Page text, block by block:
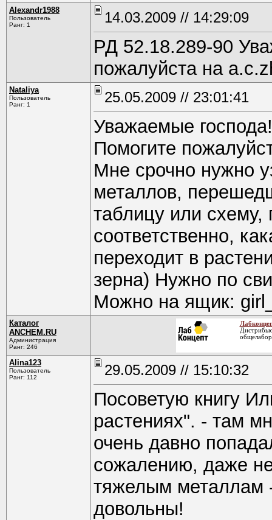
Alexandr1988
Пользователь
Ранг: 1
14.03.2009 // 14:29:09
РД 52.18.289-90
пожалуйста на
Nataliya
Пользователь
Ранг: 1
25.05.2009 // 23:01:41
Уважаемые господа!
Помогите
Мне срочно нужно
металлов,
таблицу или схему,
соответственно,
переходит в
зерна) Нужно по
Можно на ящик:
Каталог
ANCHEM.RU
Администрация
Ранг: 246
Alina123
Пользователь
Ранг: 112
29.05.2009 // 15:10:32
Посоветую книгу
растениях". - там
очень давно
сожалению, даже
тяжелым металлам
довольны!